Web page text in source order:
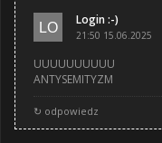
Login :-)
21:50 15.06.2025
UUUUUUUUUU
ANTYSEMITYZM
↻ odpowiedz